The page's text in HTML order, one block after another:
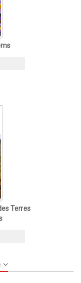
Terres